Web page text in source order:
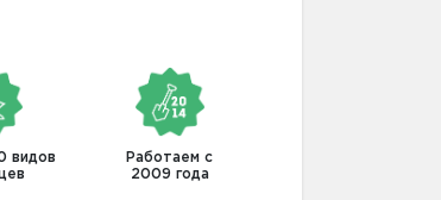
видов
Работаем с
2009 года